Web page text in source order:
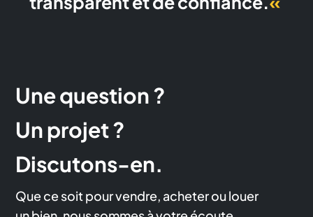
Une question ?
Un projet ?
Discutons-en.
Que ce soit pour vendre, acheter ou louer